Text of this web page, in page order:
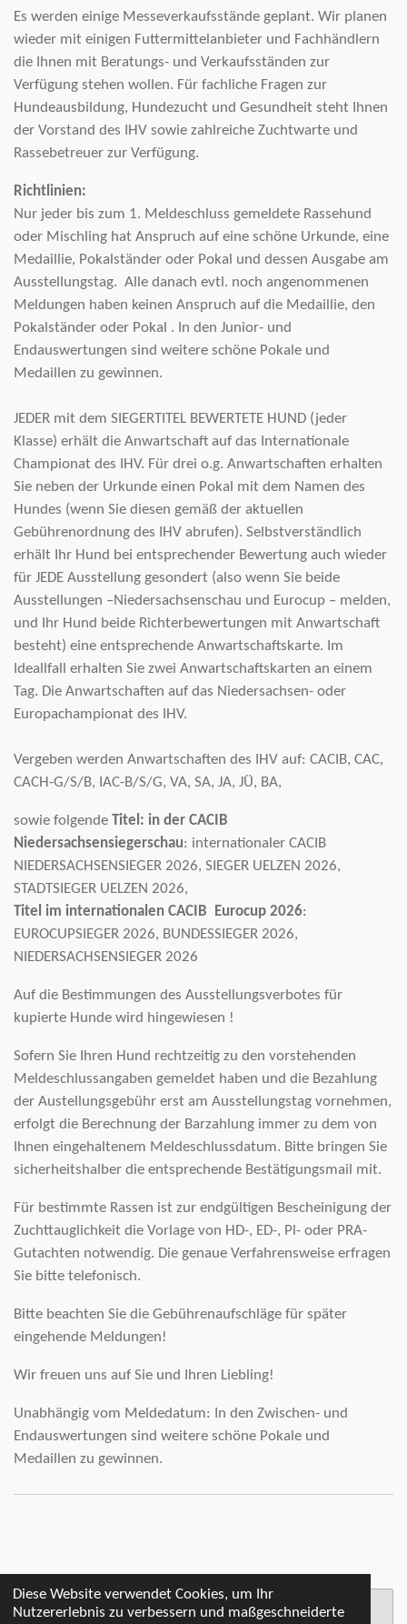
Diese Website verwendet Cookies, um Ihr
Nutzererlebnis zu verbessern und maßgeschneiderte
Es werden einige Messeverkaufsstände geplant. Wir planen
wieder mit einigen Futtermittelanbieter und Fachhändlern
die Ihnen mit Beratungs- und Verkaufsständen zur
Verfügung stehen wollen. Für fachliche Fragen zur
Hundeausbildung, Hundezucht und Gesundheit steht Ihnen
der Vorstand des IHV sowie zahlreiche Zuchtwarte und
Rassebetreuer zur Verfügung.
Richtlinien:
Nur jeder bis zum 1. Meldeschluss gemeldete Rassehund
oder Mischling hat Anspruch auf eine schöne Urkunde, eine
Medaillie, Pokalständer oder Pokal und dessen Ausgabe am
Ausstellungstag. Alle danach evtl. noch angenommenen
Meldungen haben keinen Anspruch auf die Medaillie, den
Pokalständer oder Pokal . In den Junior- und
Endauswertungen sind weitere schöne Pokale und
Medaillen zu gewinnen.
JEDER mit dem SIEGERTITEL BEWERTETE HUND (jeder
Klasse) erhält die Anwartschaft auf das Internationale
Championat des IHV. Für drei o.g. Anwartschaften erhalten
Sie neben der Urkunde einen Pokal mit dem Namen des
Hundes (wenn Sie diesen gemäß der aktuellen
Gebührenordnung des IHV abrufen). Selbstverständlich
erhält Ihr Hund bei entsprechender Bewertung auch wieder
für JEDE Ausstellung gesondert (also wenn Sie beide
Ausstellungen –Niedersachsenschau und Eurocup – melden,
und Ihr Hund beide Richterbewertungen mit Anwartschaft
besteht) eine entsprechende Anwartschaftskarte. Im
Ideallfall erhalten Sie zwei Anwartschaftskarten an einem
Tag. Die Anwartschaften auf das Niedersachsen- oder
Europachampionat des IHV.
Vergeben werden Anwartschaften des IHV auf: CACIB, CAC,
CACH-G/S/B, IAC-B/S/G, VA, SA, JA, JÜ, BA,
sowie folgende Titel: in der CACIB
Niedersachsensiegerschau: internationaler CACIB
NIEDERSACHSENSIEGER 2026, SIEGER UELZEN 2026,
STADTSIEGER UELZEN 2026,
Titel im internationalen CACIB Eurocup 2026:
EUROCUPSIEGER 2026, BUNDESSIEGER 2026,
NIEDERSACHSENSIEGER 2026
Auf die Bestimmungen des Ausstellungsverbotes für
kupierte Hunde wird hingewiesen !
Sofern Sie Ihren Hund rechtzeitig zu den vorstehenden
Meldeschlussangaben gemeldet haben und die Bezahlung
der Austellungsgebühr erst am Ausstellungstag vornehmen,
erfolgt die Berechnung der Barzahlung immer zu dem von
Ihnen eingehaltenem Meldeschlussdatum. Bitte bringen Sie
sicherheitshalber die entsprechende Bestätigungsmail mit.
Für bestimmte Rassen ist zur endgültigen Bescheinigung der
Zuchttauglichkeit die Vorlage von HD-, ED-, Pl- oder PRA-
Gutachten notwendig. Die genaue Verfahrensweise erfragen
Sie bitte telefonisch.
Bitte beachten Sie die Gebührenaufschläge für später
eingehende Meldungen!
Wir freuen uns auf Sie und Ihren Liebling!
Unabhängig vom Meldedatum: In den Zwischen- und
Endauswertungen sind weitere schöne Pokale und
Medaillen zu gewinnen.